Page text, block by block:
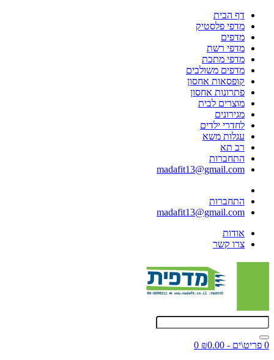
דף הבית
מדפי פלסטיק
מדפים
מדפי רשת
מדפי מתכת
מדפים משולבים
קופסאות אחסון
פתרונות אחסון
מוצרים לבית
מגירונים
לחדרי ילדים
עגלות משא
רב תא
התחברות
madafit13@gmail.com
התחברות
madafit13@gmail.com
אודות
צרו קשר
0 פריט\ים - ₪0.00
0